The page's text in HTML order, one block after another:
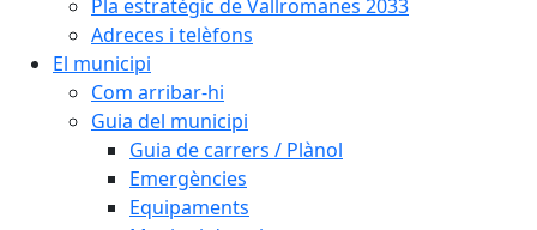
Pla estratègic de Vallromanes 2033
Adreces i telèfons
El municipi
Com arribar-hi
Guia del municipi
Guia de carrers / Plànol
Emergències
Equipaments